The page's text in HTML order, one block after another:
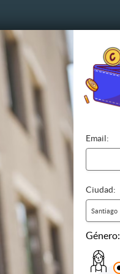
Email:
Ciudad:
Santiago
Género:
Glúteos
Levantamiento
Tonificación
Gimnasio y Fitness